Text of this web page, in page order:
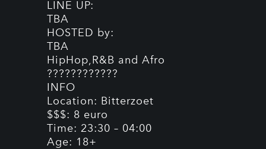
LINE UP:
TBA
HOSTED by:
TBA
HipHop,R&B and Afro
????????????
INFO
Location: Bitterzoet
$$$: 8 euro
Time: 23:30 – 04:00
Age: 18+